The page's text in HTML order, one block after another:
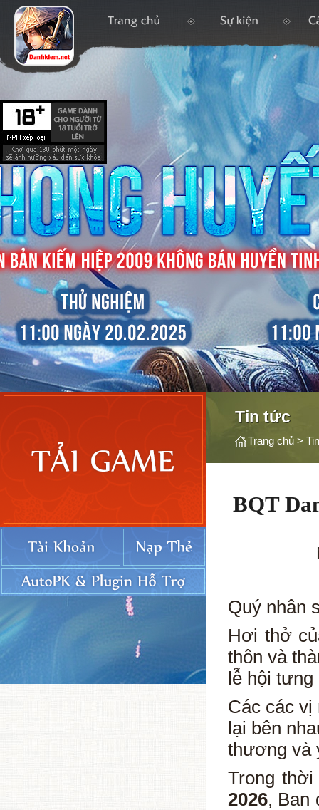
Tin tức
Trang chủ >
BQT
Quý nhân
Hơi thở
thôn và
lễ hội
Các các
lại bên
thương và
Trong
2026, Ban